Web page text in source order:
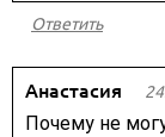
Ответить
Анастасия
Почему не